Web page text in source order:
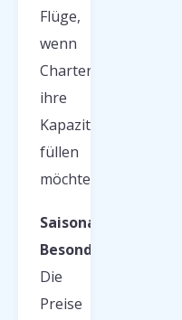
Flüge,
wenn
Charterunternehmen
ihre
Kapazitäten
füllen
möchten.
Saisonale
Besonderheiten:
Die
Preise